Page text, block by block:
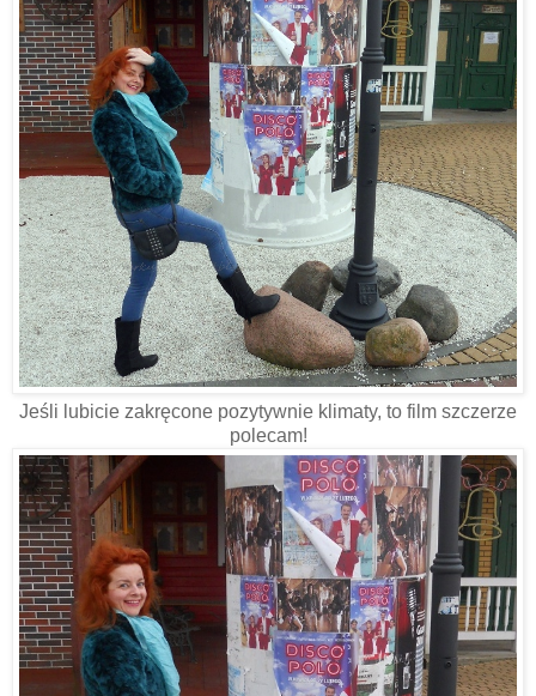
Jeśli lubicie zakręcone pozytywnie klimaty, to film szczerze
polecam!